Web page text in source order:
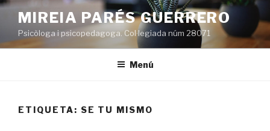
Vés
contingut
MIREIA PARÉS GUERRERO
Psicòloga i psicopedagoga. Col·legiada núm 28071
Menú
ETIQUETA: SE TU MISMO